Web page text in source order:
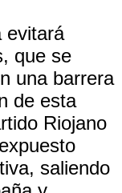
evitará
que se
una barrera
de esta
Riojano
saliendo